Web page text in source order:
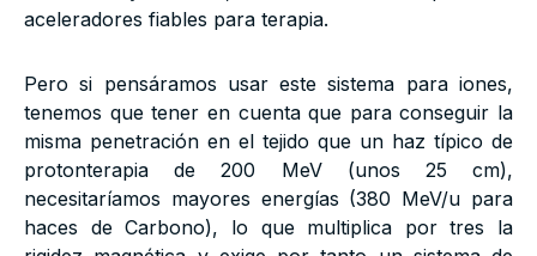
aceleradores fiables para terapia.
Pero si pensáramos usar este sistema para iones,
tenemos que tener en cuenta que para conseguir la
misma penetración en el tejido que un haz típico de
protonterapia de 200 MeV (unos 25 cm),
necesitaríamos mayores energías (380 MeV/u para
haces de Carbono), lo que multiplica por tres la